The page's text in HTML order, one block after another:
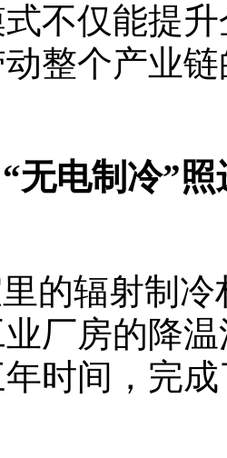
不仅能提
整个产业
无电制冷”照
的辐射制
业厂房的降
时间，完